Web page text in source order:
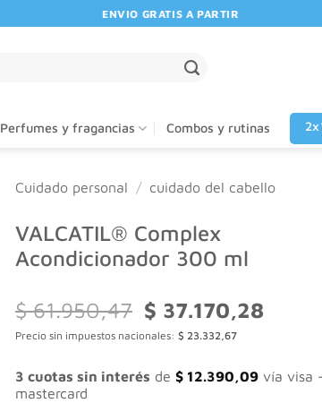
ENVIO GRATIS A PARTIR DE $80.000! 🚚 |
Perfumes y fragancias Combos y rutinas
Cuidado personal / cuidado del cabello
VALCATIL® Complex
Acondicionador 300 ml
$61.950,47 El
precio
original
$ 61.950,47.
$ 37.170,28
$
Precio sin impuestos nacionales: $ 23.332,67
3 cuotas sin interés de $ 12.390,09 vía visa -
mastercard